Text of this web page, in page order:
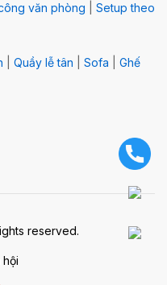
văn phòng
Setup theo
Quầy lễ tân Sofa
Ghế
reserved.